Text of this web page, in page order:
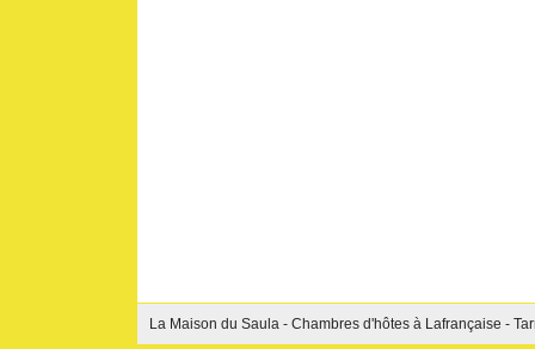
La Maison du Saula - Chambres d'hôtes à Lafrançaise -